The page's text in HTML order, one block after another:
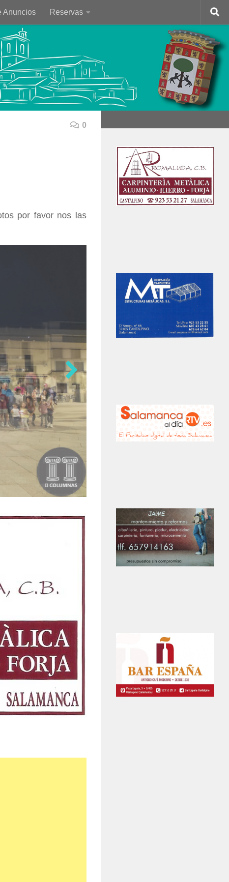
Anuncios Reservas
0
por favor nos las